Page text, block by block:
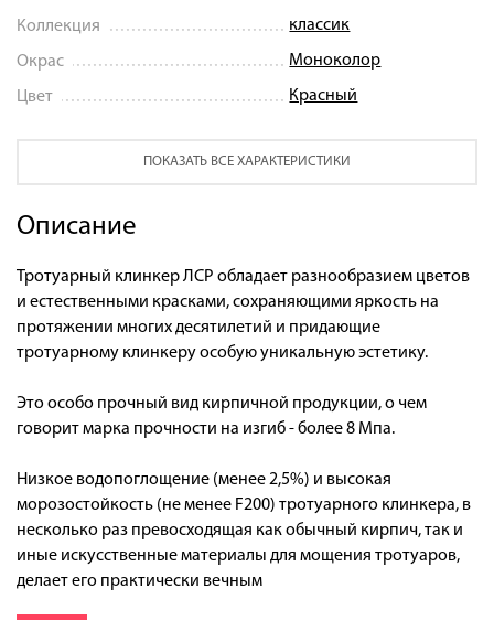
Коллекция классик
Окрас Моноколор
Цвет Красный
ПОКАЗАТЬ ВСЕ ХАРАКТЕРИСТИКИ
Описание
Тротуарный клинкер ЛСР обладает разнообразием цветов
и естественными красками, сохраняющими яркость на
протяжении многих десятилетий и придающие
тротуарному клинкеру особую уникальную эстетику.
Это особо прочный вид кирпичной продукции, о чем
говорит марка прочности на изгиб - более 8 Мпа.
Низкое водопоглощение (менее 2,5%) и высокая
морозостойкость (не менее F200) тротуарного клинкера, в
несколько раз превосходящая как обычный кирпич, так и
иные искусственные материалы для мощения тротуаров,
делает его практически вечным